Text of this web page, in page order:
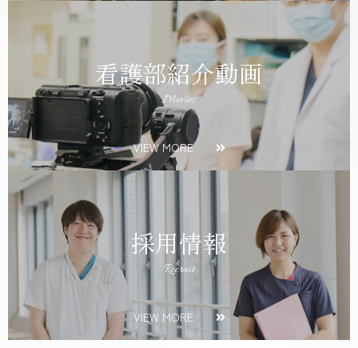
看護部紹介動画
Movies
VIEW MORE
採用情報
Recruit
VIEW MORE